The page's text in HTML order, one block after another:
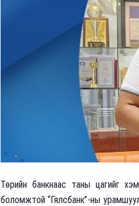
Төрийн банкнаас таны цагийг
боломжтой “Гялсбанк”-ны